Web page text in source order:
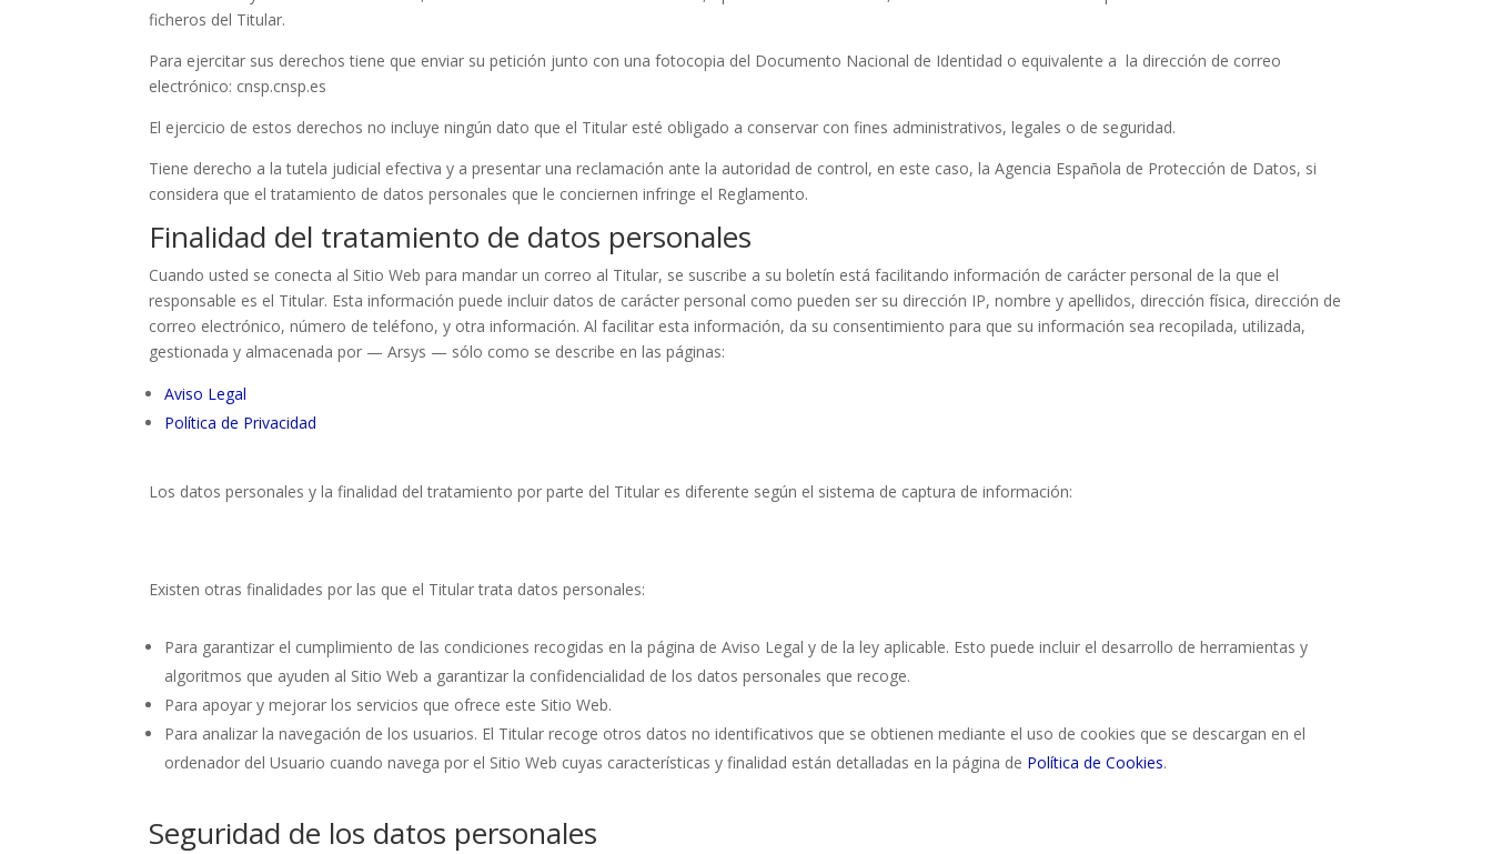
ficheros del Titular.
Para ejercitar sus derechos tiene que enviar su petición junto con una fotocopia del Documento Nacional de Identidad o equivalente a la dirección de correo
electrónico: cnsp.cnsp.es
El ejercicio de estos derechos no incluye ningún dato que el Titular esté obligado a conservar con fines administrativos, legales o de seguridad.
Tiene derecho a la tutela judicial efectiva y a presentar una reclamación ante la autoridad de control, en este caso, la Agencia Española de Protección de Datos, si
considera que el tratamiento de datos personales que le conciernen infringe el Reglamento.
Finalidad del tratamiento de datos personales
Cuando usted se conecta al Sitio Web para mandar un correo al Titular, se suscribe a su boletín está facilitando información de carácter personal de la que el
responsable es el Titular. Esta información puede incluir datos de carácter personal como pueden ser su dirección IP, nombre y apellidos, dirección física, dirección de
correo electrónico, número de teléfono, y otra información. Al facilitar esta información, da su consentimiento para que su información sea recopilada, utilizada,
gestionada y almacenada por — Arsys — sólo como se describe en las páginas:
Aviso Legal
Política de Privacidad
Los datos personales y la finalidad del tratamiento por parte del Titular es diferente según el sistema de captura de información:
Existen otras finalidades por las que el Titular trata datos personales:
Para garantizar el cumplimiento de las condiciones recogidas en la página de Aviso Legal y de la ley aplicable. Esto puede incluir el desarrollo de herramientas y
algoritmos que ayuden al Sitio Web a garantizar la confidencialidad de los datos personales que recoge.
Para apoyar y mejorar los servicios que ofrece este Sitio Web.
Para analizar la navegación de los usuarios. El Titular recoge otros datos no identificativos que se obtienen mediante el uso de cookies que se descargan en el
ordenador del Usuario cuando navega por el Sitio Web cuyas características y finalidad están detalladas en la página de Política de Cookies.
Seguridad de los datos personales